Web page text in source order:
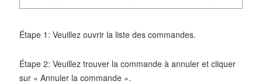
Étape 1: Veuillez ouvrir la liste des commandes.
Étape 2: Veuillez trouver la commande à annuler et cliquer
sur « Annuler la commande ».